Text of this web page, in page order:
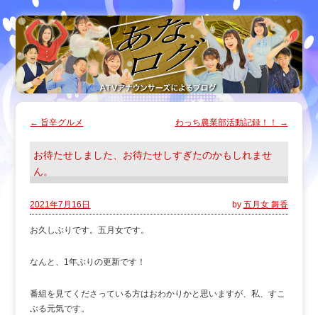
← 旨辛グルメ わっち農業部活動記録！！ →
お待たせしました、お待たせしすぎたのかもしれませ
ん。
2021年7月16日 by 五月女 舞香
お久しぶりです。五月女です。
なんと、1年ぶりの更新です！
番組を見てくださっている方はおわかりかと思いますが、私、すこ
ぶる元気です。